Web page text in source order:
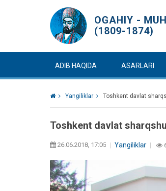
OGAHIY -
(1809-1874)
ADIB HAQIDA ASARLARI
Yangiliklar Toshkent davlat
Toshkent davlat
26.06.2018, 17:05 Yangiliklar